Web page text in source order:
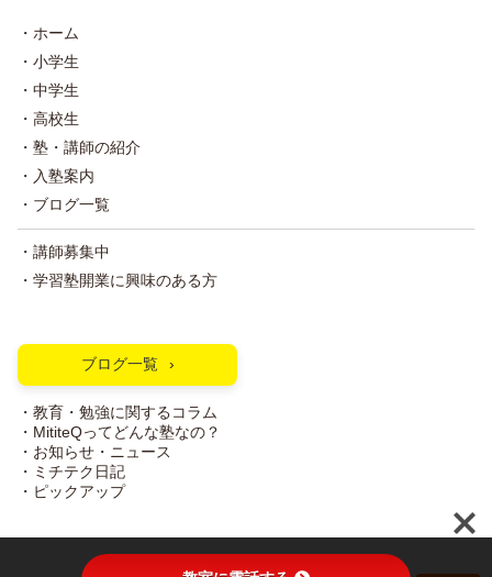
・ホーム
・小学生
・中学生
・高校生
・塾・講師の紹介
・入塾案内
・ブログ一覧
・講師募集中
・学習塾開業に興味のある方
ブログ一覧
・教育・勉強に関するコラム
・MititeQってどんな塾なの？
・お知らせ・ニュース
・ミチテク日記
・ピックアップ